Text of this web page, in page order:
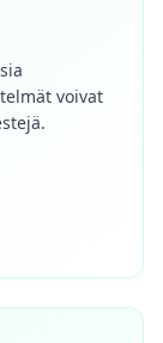
voivat